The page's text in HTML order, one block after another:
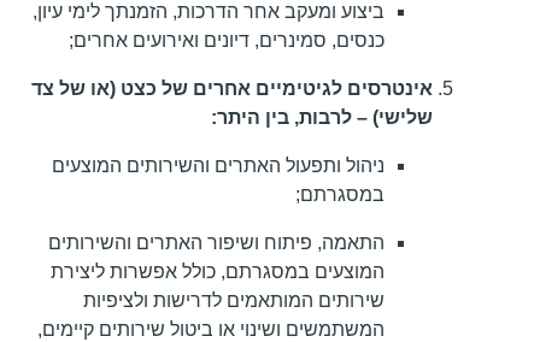
ביצוע ומעקב אחר הדרכות, הזמנתך לימי עיון,
כנסים, סמינרים, דיונים ואירועים אחרים;
אינטרסים לגיטימיים אחרים של כצט (או של צד
שלישי) – לרבות, בין היתר:
ניהול ותפעול האתרים והשירותים המוצעים
במסגרתם;
התאמה, פיתוח ושיפור האתרים והשירותים
המוצעים במסגרתם, כולל אפשרות ליצירת
שירותים המותאמים לדרישות ולציפיות
המשתמשים ושינוי או ביטול שירותים קיימים,